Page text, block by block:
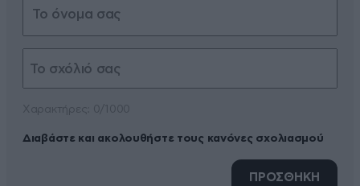
Διαβάστε και ακολουθήστε τους κανόνες σχολιασμού
ΠΡΟΣΘΗΚΗ